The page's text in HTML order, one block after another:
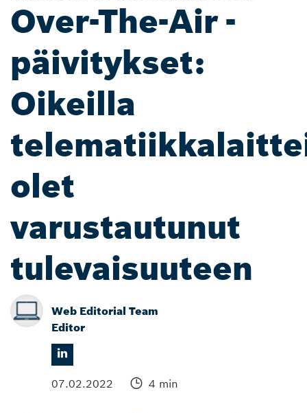
Over-The-Air -
päivitykset:
Oikeilla
olet
varustautunut
tulevaisuuteen
Web Editorial Team
Editor
07.02.2022 4 min